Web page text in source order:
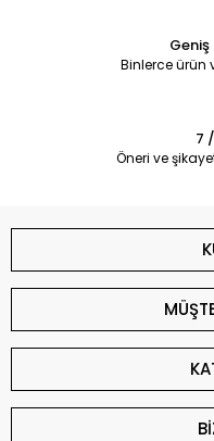
Binlerce ürün
7
Öneri ve